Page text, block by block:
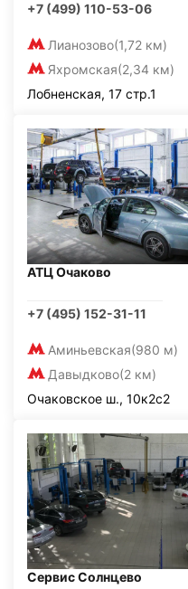
+7 (499) 110-53-06
Лианозово(1,72 км)
Яхромская(2,34 км)
Лобненская, 17 стр.1
АТЦ Очаково
+7 (495) 152-31-11
Аминьевская(980 м)
Давыдково(2 км)
Очаковское ш., 10к2с2
Сервис Солнцево